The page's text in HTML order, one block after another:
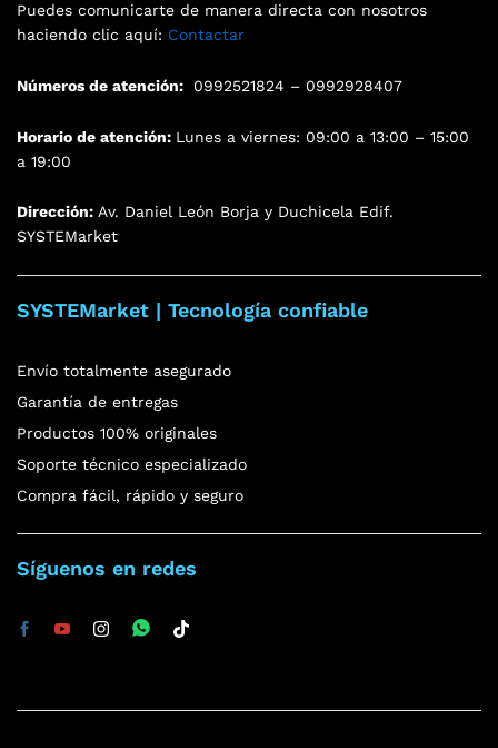
Puedes comunicarte de manera directa con nosotros
haciendo clic aquí: Contactar
Números de atención: 0992521824 – 0992928407
Horario de atención: Lunes a viernes: 09:00 a 13:00 – 15:00
a 19:00
Dirección: Av. Daniel León Borja y Duchicela Edif.
SYSTEMarket
SYSTEMarket | Tecnología confiable
Envío totalmente asegurado
Garantía de entregas
Productos 100% originales
Soporte técnico especializado
Compra fácil, rápido y seguro
Síguenos en redes